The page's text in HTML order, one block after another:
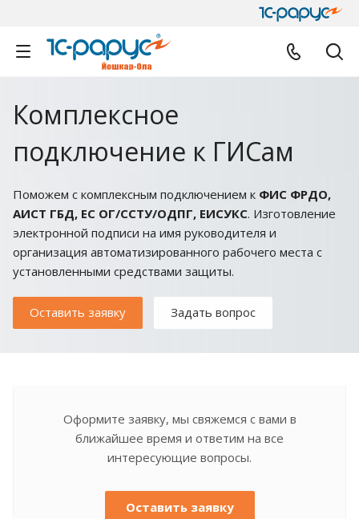
Комплексное
подключение к ГИСам
Поможем с комплексным подключением к ФИС ФРДО,
АИСТ ГБД, ЕС ОГ/ССТУ/ОДПГ, ЕИСУКС. Изготовление
электронной подписи на имя руководителя и
организация автоматизированного рабочего места с
установленными средствами защиты.
Оставить заявку Задать вопрос
Оформите заявку, мы свяжемся с вами в
ближайшее время и ответим на все
интересующие вопросы.
Оставить заявку